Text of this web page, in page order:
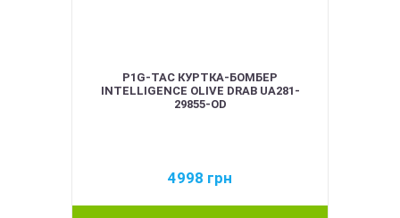
P1G-TAC КУРТКА-БОМБЕР
INTELLIGENCE OLIVE DRAB UA281-
29855-OD
4998 грн